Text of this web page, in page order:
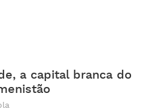
a capital branca do